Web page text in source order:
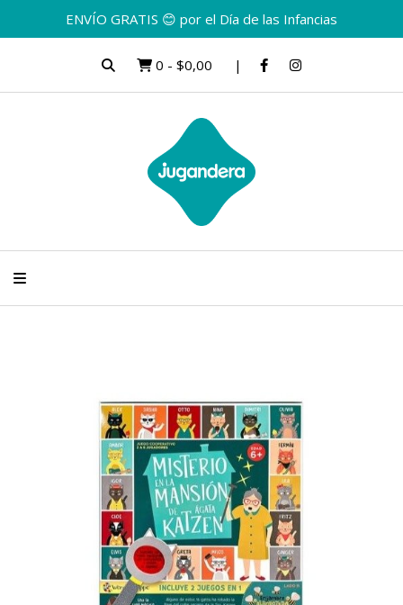
ENVÍO GRATIS 😊 por el Día de las Infancias
0 - $0,00